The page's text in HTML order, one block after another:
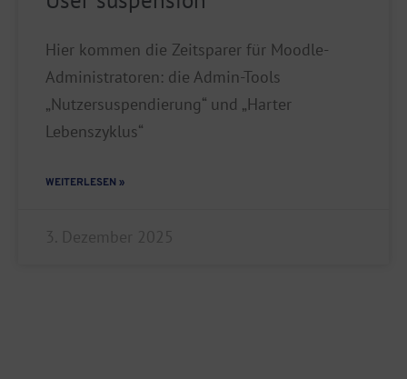
Hier kommen die Zeitsparer für Moodle-
Administratoren: die Admin-Tools
„Nutzersuspendierung“ und „Harter
Lebenszyklus“
WEITERLESEN »
3. Dezember 2025